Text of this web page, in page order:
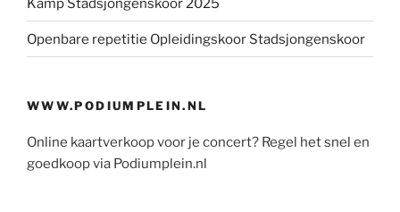
Kamp Stadsjongenskoor 2025
Openbare repetitie Opleidingskoor Stadsjongenskoor
WWW.PODIUMPLEIN.NL
Online kaartverkoop voor je concert? Regel het snel en
goedkoop via Podiumplein.nl